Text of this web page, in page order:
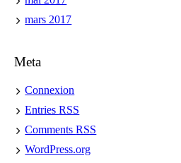
mars 2017
Meta
Connexion
EntriesRSS
CommentsRSS
WordPress.org